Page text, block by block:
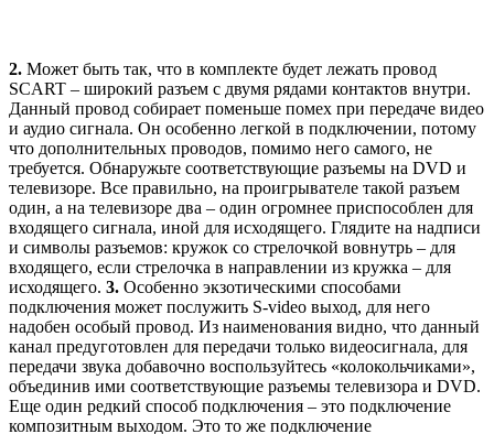
2. Может быть так, что в комплекте будет лежать провод
SCART – широкий разъем с двумя рядами контактов внутри.
Данный провод собирает поменьше помех при передаче видео
и аудио сигнала. Он особенно легкой в подключении, потому
что дополнительных проводов, помимо него самого, не
требуется. Обнаружьте соответствующие разъемы на DVD и
телевизоре. Все правильно, на проигрывателе такой разъем
один, а на телевизоре два – один огромнее приспособлен для
входящего сигнала, иной для исходящего. Глядите на надписи
и символы разъемов: кружок со стрелочкой вовнутрь – для
входящего, если стрелочка в направлении из кружка – для
исходящего. 3. Особенно экзотическими способами
подключения может послужить S-video выход, для него
надобен особый провод. Из наименования видно, что данный
канал предуготовлен для передачи только видеосигнала, для
передачи звука добавочно воспользуйтесь «колокольчиками»,
объединив ими соответствующие разъемы телевизора и DVD.
Еще один редкий способ подключения – это подключение
композитным выходом. Это то же подключение